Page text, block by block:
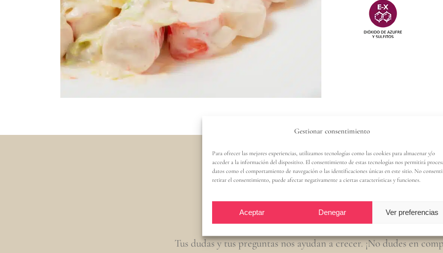
Gestionar consentimiento
Para ofrecer las mejores experiencias, utilizamos tecnologías como las cookies para almacenar y/o
acceder a la información del dispositivo. El consentimiento de estas tecnologías nos permitirá
datos como el comportamiento de navegación o las identificaciones únicas en este sitio. No
retirar el consentimiento, puede afectar negativamente a ciertas características y funciones.
Aceptar Denegar Ver preferencias
Contacta con
Tus dudas y tus preguntas nos ayudan a crecer. ¡No dudes en